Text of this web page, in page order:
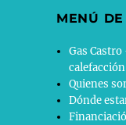
MENÚ
Gas
Quienes
Dónde